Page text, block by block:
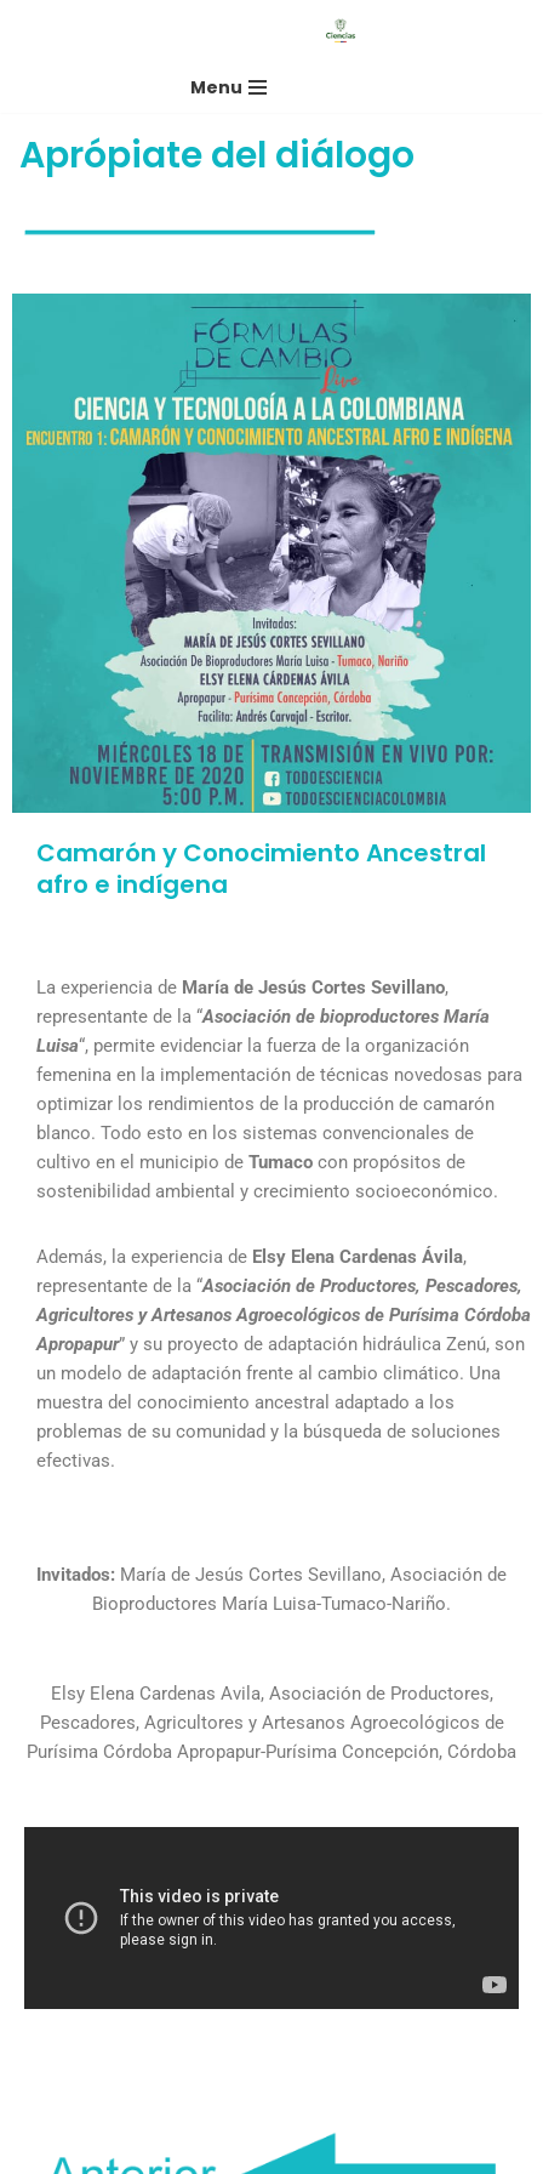
Menu
Aprópiate del diálogo
Camarón y Conocimiento Ancestral
afro e indígena
La experiencia de María de Jesús Cortes Sevillano,
representante de la “Asociación de bioproductores María
Luisa“, permite evidenciar la fuerza de la organización
femenina en la implementación de técnicas novedosas para
optimizar los rendimientos de la producción de camarón
blanco. Todo esto en los sistemas convencionales de
cultivo en el municipio de Tumaco con propósitos de
sostenibilidad ambiental y crecimiento socioeconómico.
Además, la experiencia de Elsy Elena Cardenas Ávila,
representante de la “Asociación de Productores, Pescadores,
Agricultores y Artesanos Agroecológicos de Purísima Córdoba
Apropapur” y su proyecto de adaptación hidráulica Zenú, son
un modelo de adaptación frente al cambio climático. Una
muestra del conocimiento ancestral adaptado a los
problemas de su comunidad y la búsqueda de soluciones
efectivas.
Invitados: María de Jesús Cortes Sevillano, Asociación de
Bioproductores María Luisa-Tumaco-Nariño.
Elsy Elena Cardenas Avila, Asociación de Productores,
Pescadores, Agricultores y Artesanos Agroecológicos de
Purísima Córdoba Apropapur-Purísima Concepción, Córdoba